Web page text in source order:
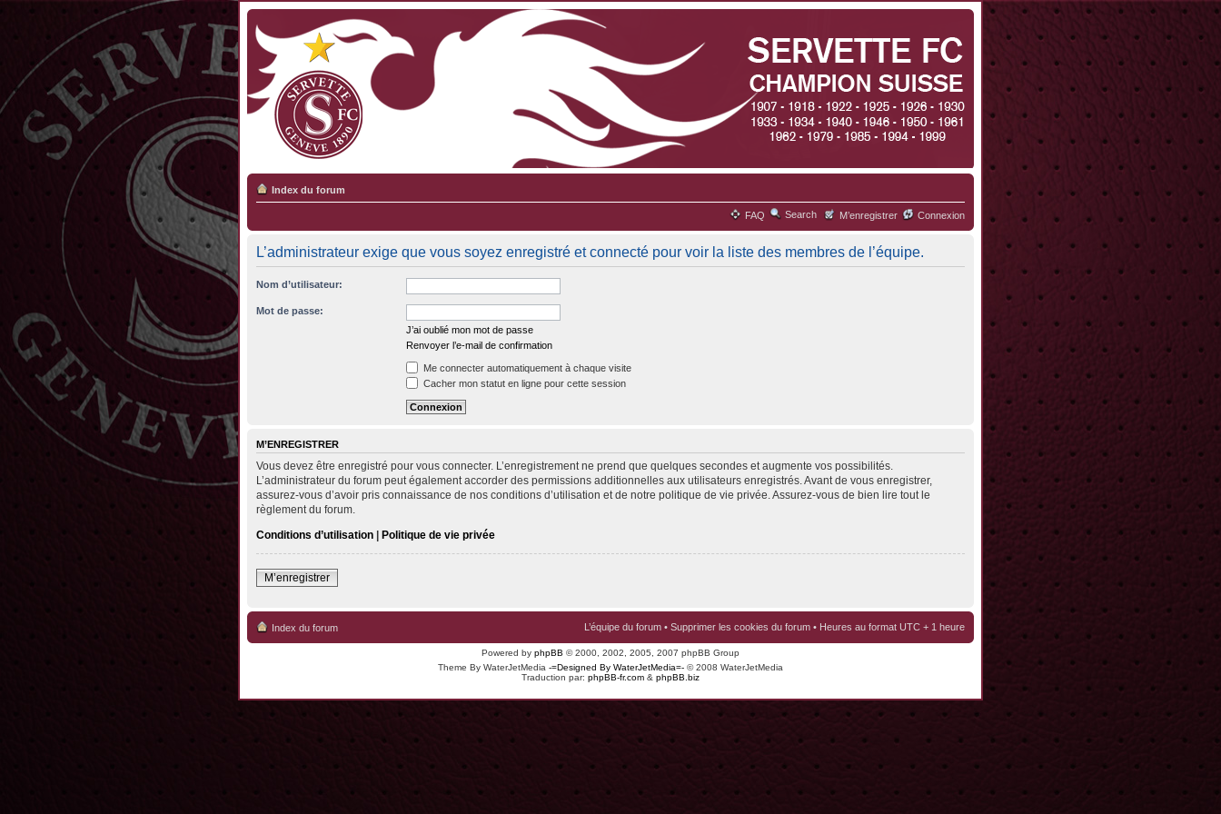
Index du forum
FAQ Search M’enregistrer Connexion
L’administrateur exige que vous soyez enregistré et connecté pour voir la liste des membres de l’équipe.
Nom d’utilisateur:
Mot de passe:
J’ai oublié mon mot de passe
Renvoyer l’e-mail de confirmation
Me connecter automatiquement à chaque visite
Cacher mon statut en ligne pour cette session
M’ENREGISTRER
Vous devez être enregistré pour vous connecter. L’enregistrement ne prend que quelques secondes et augmente vos possibilités.
L’administrateur du forum peut également accorder des permissions additionnelles aux utilisateurs enregistrés. Avant de vous enregistrer,
assurez-vous d’avoir pris connaissance de nos conditions d’utilisation et de notre politique de vie privée. Assurez-vous de bien lire tout le
règlement du forum.
Conditions d’utilisation | Politique de vie privée
M’enregistrer
Index du forum L’équipe du forum • Supprimer les cookies du forum • Heures au format UTC + 1 heure
Powered by phpBB © 2000, 2002, 2005, 2007 phpBB Group
Theme By WaterJetMedia -=Designed By WaterJetMedia=- © 2008 WaterJetMedia
Traduction par: phpBB-fr.com & phpBB.biz